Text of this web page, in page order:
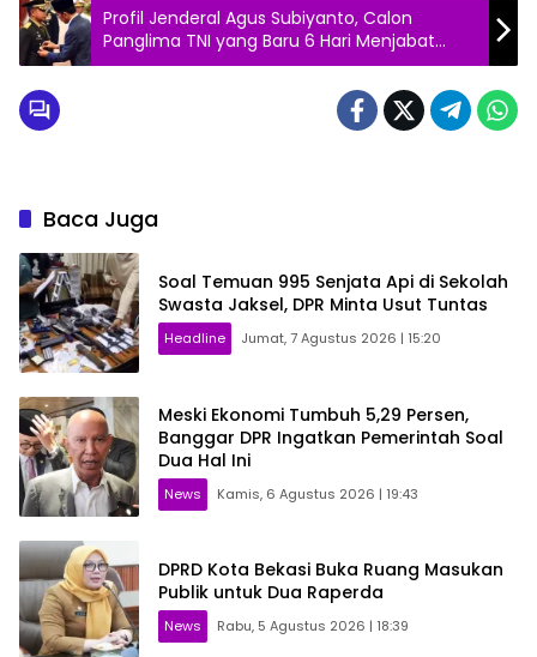
Profil Jenderal Agus Subiyanto, Calon
Panglima TNI yang Baru 6 Hari Menjabat
KSAD
Baca Juga
Soal Temuan 995 Senjata Api di Sekolah
Swasta Jaksel, DPR Minta Usut Tuntas
Headline Jumat, 7 Agustus 2026 | 15:20
Meski Ekonomi Tumbuh 5,29 Persen,
Banggar DPR Ingatkan Pemerintah Soal
Dua Hal Ini
News Kamis, 6 Agustus 2026 | 19:43
DPRD Kota Bekasi Buka Ruang Masukan
Publik untuk Dua Raperda
News Rabu, 5 Agustus 2026 | 18:39